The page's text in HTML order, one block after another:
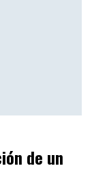
de un